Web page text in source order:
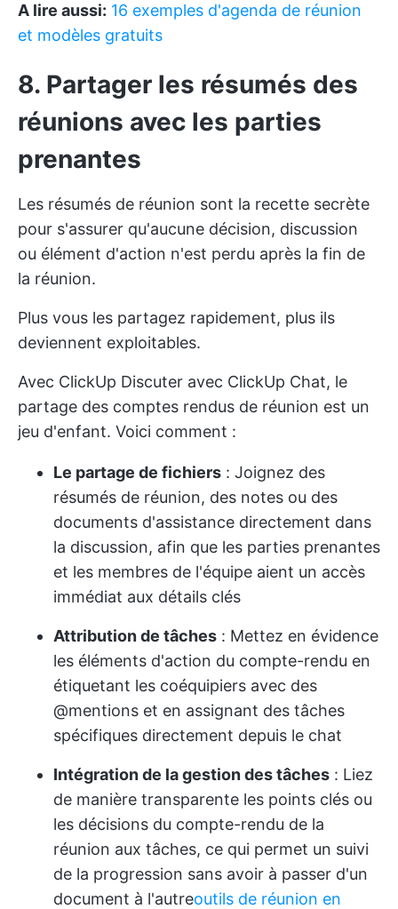
A lire aussi: 16 exemples d'agenda de réunion
et modèles gratuits
8. Partager les résumés des
réunions avec les parties
prenantes
Les résumés de réunion sont la recette secrète
pour s'assurer qu'aucune décision, discussion
ou élément d'action n'est perdu après la fin de
la réunion.
Plus vous les partagez rapidement, plus ils
deviennent exploitables.
Avec ClickUp Discuter avec ClickUp Chat, le
partage des comptes rendus de réunion est un
jeu d'enfant. Voici comment :
Le partage de fichiers : Joignez des
résumés de réunion, des notes ou des
documents d'assistance directement dans
la discussion, afin que les parties prenantes
et les membres de l'équipe aient un accès
immédiat aux détails clés
Attribution de tâches : Mettez en évidence
les éléments d'action du compte-rendu en
étiquetant les coéquipiers avec des
@mentions et en assignant des tâches
spécifiques directement depuis le chat
Intégration de la gestion des tâches : Liez
de manière transparente les points clés ou
les décisions du compte-rendu de la
réunion aux tâches, ce qui permet un suivi
de la progression sans avoir à passer d'un
document à l'autreoutils de réunion en